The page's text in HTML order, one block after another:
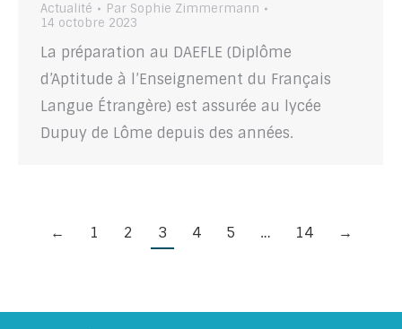
Actualité Par Sophie Zimmermann
14 octobre 2023
La préparation au DAEFLE (Diplôme
d’Aptitude à l’Enseignement du Français
Langue Étrangère) est assurée au lycée
Dupuy de Lôme depuis des années.
← 1 2 3 4 5 … 14 →